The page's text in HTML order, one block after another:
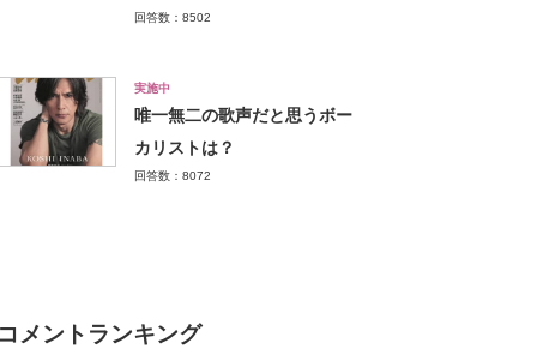
回答数：8502
実施中
唯一無二の歌声だと思うボー
カリストは？
回答数：8072
メントランキング